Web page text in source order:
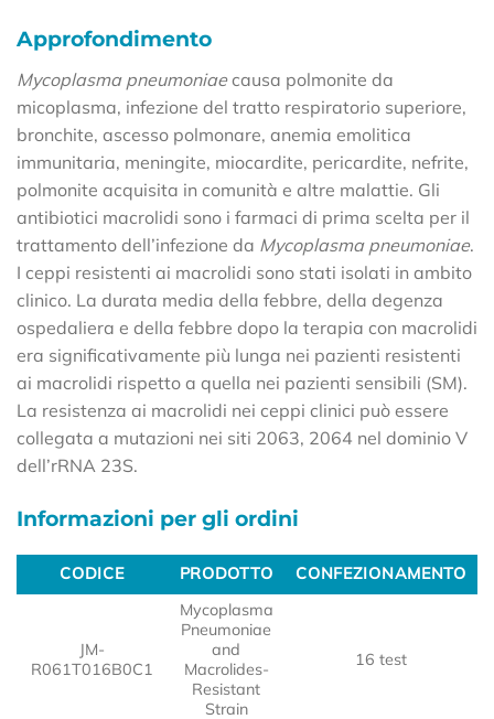
Approfondimento
Mycoplasma pneumoniaecausa polmonite da
micoplasma, infezione del tratto respiratorio superiore,
bronchite, ascesso polmonare, anemia emolitica
immunitaria, meningite, miocardite, pericardite, nefrite,
polmonite acquisita in comunità e altre malattie. Gli
antibiotici macrolidi sono i farmaci di prima scelta per il
trattamento dell’infezione da Mycoplasma pneumoniae.
I ceppi resistenti ai macrolidi sono stati isolati in ambito
clinico. La durata media della febbre, della degenza
ospedaliera e della febbre dopo la terapia con macrolidi
era significativamente più lunga nei pazienti resistenti
ai macrolidi rispetto a quella nei pazienti sensibili (SM).
La resistenza ai macrolidi nei ceppi clinici può essere
collegata a mutazioni nei siti 2063, 2064 nel dominio V
dell’rRNA 23S.
Informazioni per gli ordini
CODICE PRODOTTO
CONFEZIONAMENTO
CODICE
PRODOTTO CONFEZIONAMENTO
JM-
R061T016B0C1
Mycoplasma
Pneumoniae
and
Macrolides-
Resistant
Strain
16 test